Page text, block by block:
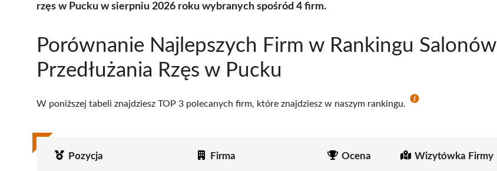
rzęs w Pucku w sierpniu 2026 roku wybranych spośród 4 firm.
Porównanie Najlepszych Firm w Rankingu Salonów
Przedłużania Rzęs w Pucku
W poniższej tabeli znajdziesz TOP 3 polecanych firm, które znajdziesz w naszym rankingu.
Pozycja Firma Ocena Wizytówka Firmy